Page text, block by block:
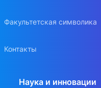
Факультетская символика
Контакты
Наука и инновации